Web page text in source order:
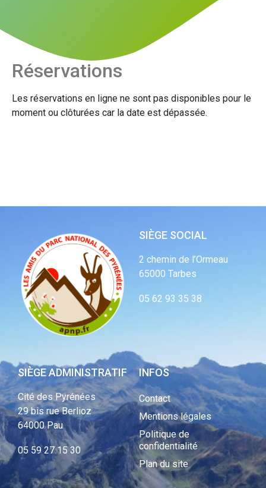
Réservations
Les réservations en ligne ne sont pas disponibles pour le
moment ou clôturées car la date est dépassée.
SIÈGE SOCIAL
2 chemin de l’Ormeau
65000 Tarbes
05 62 93 35 38
SIÈGE ADMINISTRATIF
Cité des Pyrénées
29 bis rue Berlioz
64000 Pau
05 59 27 15 30
INFOS
Contact
Mentions légales
Politique de
confidentialité
Plan du site